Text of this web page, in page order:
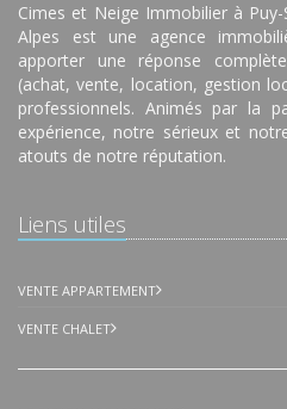
Cimes et Neige Immobilier à
Alpes est une agence
apporter une réponse
(achat, vente, location, gestion
professionnels. Animés par la
expérience, notre sérieux et
atouts de notre réputation.
Liens utiles
VENTE APPARTEMENT
VENTE CHALET